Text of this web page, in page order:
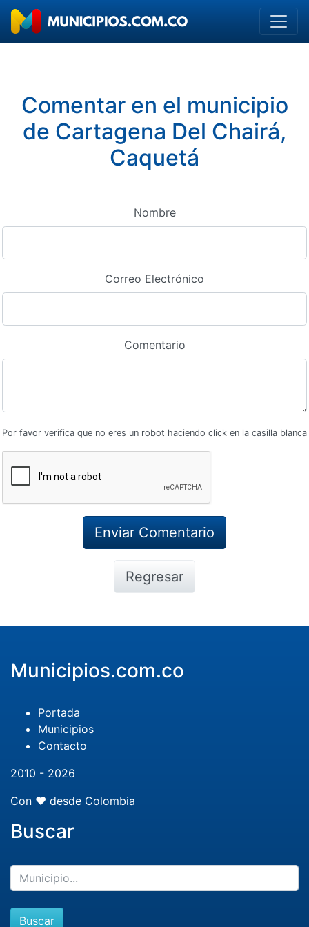
Comentar en el municipio
de Cartagena Del Chairá,
Caquetá
Nombre
Correo Electrónico
Comentario
Por favor verifica que no eres un robot haciendo click en la casilla blanca
Regresar
Municipios.com.co
Portada
Municipios
Contacto
2010 - 2026
Con ❤️ desde Colombia
Buscar
Buscar